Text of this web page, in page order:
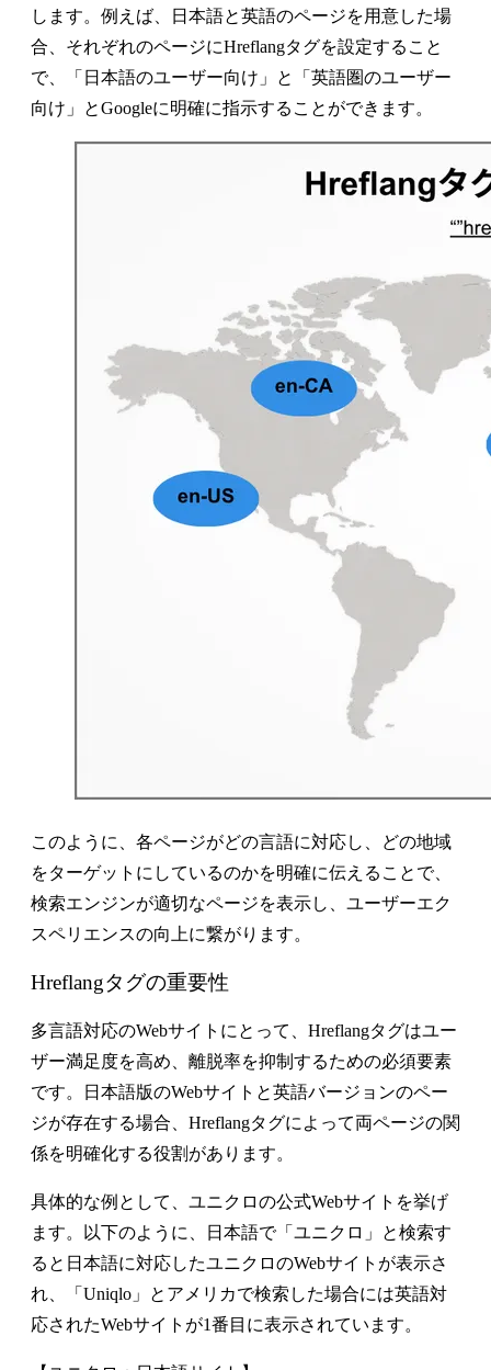
します。例えば、日本語と英語のページを用意した場
合、それぞれのページにHreflangタグを設定すること
で、「日本語のユーザー向け」と「英語圏のユーザー
向け」とGoogleに明確に指示することができます。
このように、各ページがどの言語に対応し、どの地域
をターゲットにしているのかを明確に伝えることで、
検索エンジンが適切なページを表示し、ユーザーエク
スペリエンスの向上に繋がります。
Hreflangタグの重要性
多言語対応のWebサイトにとって、Hreflangタグはユー
ザー満足度を高め、離脱率を抑制するための必須要素
です。日本語版のWebサイトと英語バージョンのペー
ジが存在する場合、Hreflangタグによって両ページの関
係を明確化する役割があります。
具体的な例として、ユニクロの公式Webサイトを挙げ
ます。以下のように、日本語で「ユニクロ」と検索す
ると日本語に対応したユニクロのWebサイトが表示さ
れ、「Uniqlo」とアメリカで検索した場合には英語対
応されたWebサイトが1番目に表示されています。